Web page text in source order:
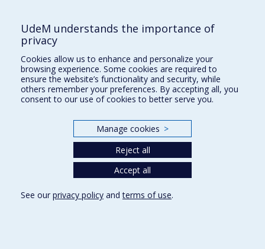
Who does what?
Find us
Site map
Accessibility
UdeM understands the importance of
privacy
Cookies allow us to enhance and personalize your
browsing experience. Some cookies are required to
ensure the website’s functionality and security, while
others remember your preferences. By accepting all, you
consent to our use of cookies to better serve you.
Manage cookies >
Reject all
Accept all
See our privacy policy andterms of use.